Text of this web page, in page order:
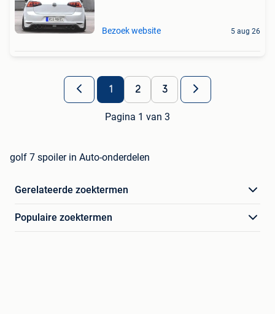
Bezoek website 5 aug 26
1 2 3
Pagina 1 van 3
golf 7 spoiler in Auto-onderdelen
Gerelateerde zoektermen
Populaire zoektermen